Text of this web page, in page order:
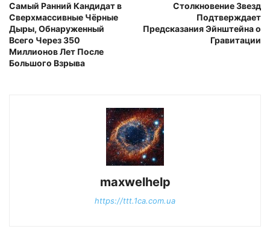
Самый Ранний Кандидат в
Сверхмассивные Чёрные
Дыры, Обнаруженный
Всего Через 350
Миллионов Лет После
Большого Взрыва
Столкновение Звезд
Подтверждает
Предсказания Эйнштейна о
Гравитации
maxwelhelp
https://ttt.1ca.com.ua